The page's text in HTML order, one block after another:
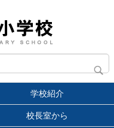
学校紹介
校長室から